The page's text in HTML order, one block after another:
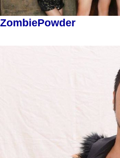
ZombiePowder